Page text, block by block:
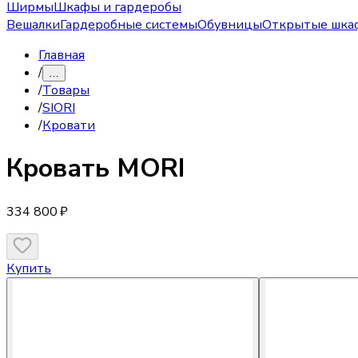
ШирмыШкафы и гардеробы
ВешалкиГардеробные системыОбувницыОткрытые
Главная
/ …
/Товары
/SIORI
/Кровати
Кровать MORI
334 800 ₽
Купить